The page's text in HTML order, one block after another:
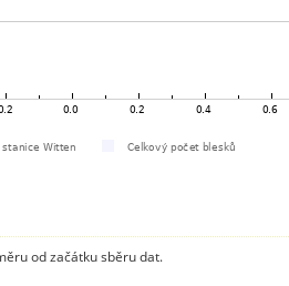
od začátku sběru dat.